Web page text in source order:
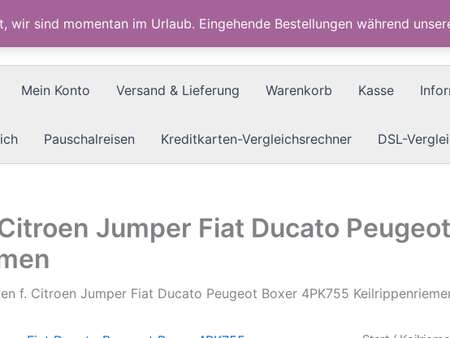
wir sind momentan im Urlaub. Eingehende Bestellungen während
Mein Konto Versand & Lieferung Warenkorb Kasse
Pauschalreisen Kreditkarten-Vergleichsrechner DSL-
Jumper Fiat Ducato
f. Citroen Jumper Fiat Ducato Peugeot Boxer 4PK755